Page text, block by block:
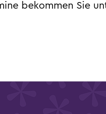
bekommen Sie